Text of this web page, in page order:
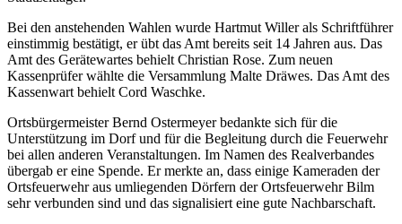
Bei den anstehenden Wahlen wurde Hartmut Willer als Schriftführer
einstimmig bestätigt, er übt das Amt bereits seit 14 Jahren aus. Das
Amt des Gerätewartes behielt Christian Rose. Zum neuen
Kassenprüfer wählte die Versammlung Malte Dräwes. Das Amt des
Kassenwart behielt Cord Waschke.
Ortsbürgermeister Bernd Ostermeyer bedankte sich für die
Unterstützung im Dorf und für die Begleitung durch die Feuerwehr
bei allen anderen Veranstaltungen. Im Namen des Realverbandes
übergab er eine Spende. Er merkte an, dass einige Kameraden der
Ortsfeuerwehr aus umliegenden Dörfern der Ortsfeuerwehr Bilm
sehr verbunden sind und das signalisiert eine gute Nachbarschaft.